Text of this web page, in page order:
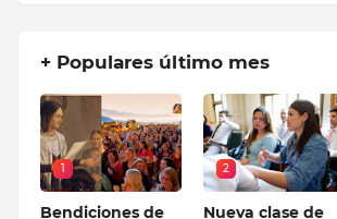
+ Populares último mes
1
Bendiciones de
2
Nueva clase de